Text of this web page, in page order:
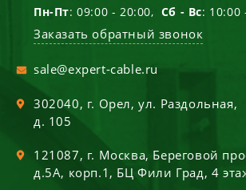
Пн-Пт: 09:00 - 20:00, Сб - Вс: 10:00
Заказать обратный звонок
sale@expert-cable.ru
302040, г. Орел,ул. Раздольная,
д. 105
121087, г. Москва, Береговой
д.5А, корп.1, БЦ Фили Град, 4